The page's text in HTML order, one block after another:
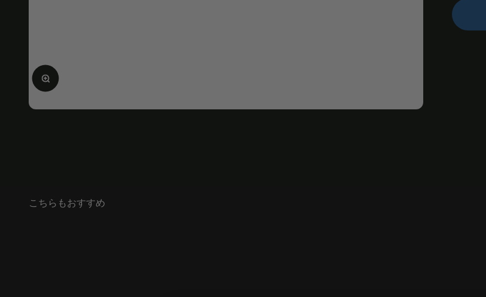
画像を拡大する
こちらもおすすめ